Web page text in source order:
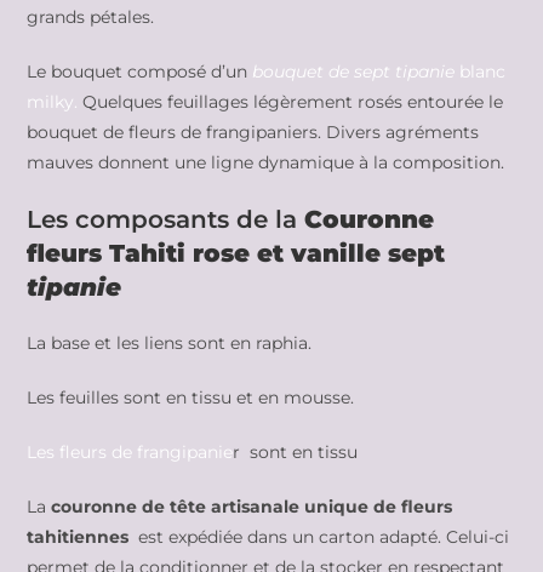
grands pétales.
Le bouquet composé d’un bouquet de sept tipanie blanc
milky. Quelques feuillages légèrement rosés entourée le
bouquet de fleurs de frangipaniers. Divers agréments
mauves donnent une ligne dynamique à la composition.
Les composants de laCouronne
fleurs Tahiti rose et vanille sept
tipanie
La base et les liens sont en raphia.
Les feuilles sont en tissu et en mousse.
Les fleurs de frangipanier sont en tissu
Lacouronne de tête artisanale unique de fleurs
tahitiennesest expédiée dans un carton adapté. Celui-ci
permet de la conditionner et de la stocker en respectant